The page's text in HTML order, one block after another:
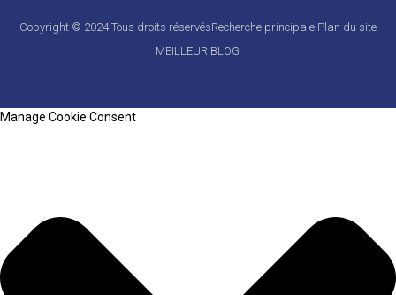
Copyright © 2024 Tous droits réservésRecherche principale Plan du site
MEILLEUR BLOG
Manage Cookie Consent